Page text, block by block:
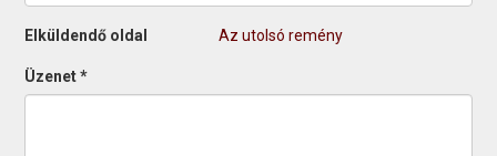
Elküldendő oldal Az utolsó remény
Üzenet*